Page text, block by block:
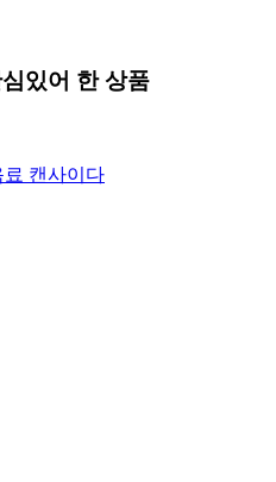
있어 한 상품
료 캔사이다